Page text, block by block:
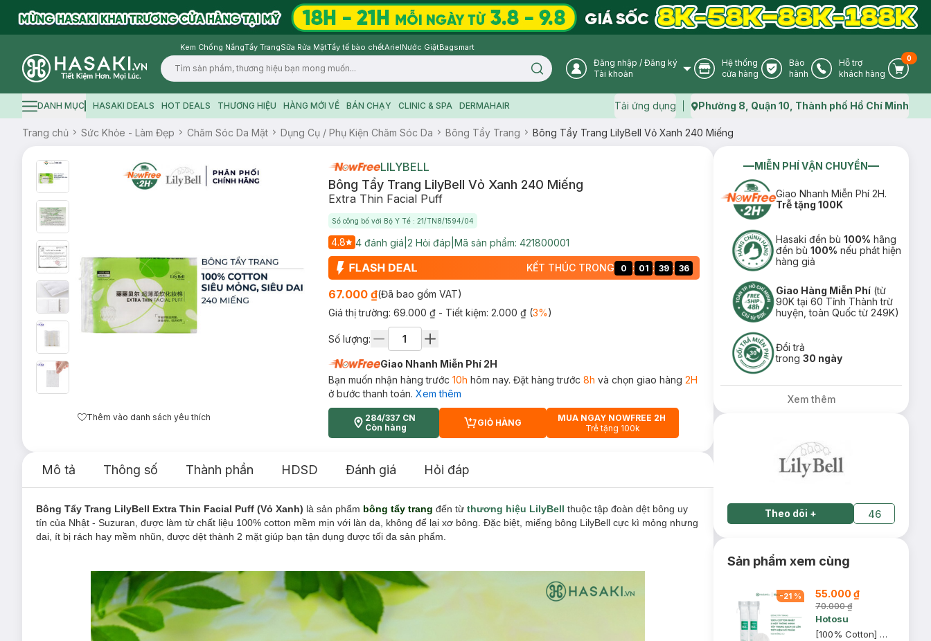
Kem Chống NắngTẩy TrangSữa Rửa MặtTẩy tế bào chếtArielNước GiặtBagsmart
Logo
Search icon User Icon
Đăng nhập / Đăng ký
Tài khoản
Store Icon
Hệ thống
cửa hàng
Warranty Icon
Bảo
hành
Phone Icon
Hỗ trợ
khách hàng
Cart
0
Hamburger icon
DANH MỤC HASAKI DEALS HOT DEALS THƯƠNG HIỆU HÀNG MỚI VỀ BÁN CHẠY CLINIC & SPA DERMAHAIR Tải ứng dụng Map icon
Phường 8, Quận 10, Thành phố Hồ Chí Minh
Trang chủ Sức Khỏe - Làm Đẹp Chăm Sóc Da Mặt Dụng Cụ / Phụ Kiện Chăm Sóc Da Bông Tẩy Trang Bông Tẩy Trang LilyBell Vỏ Xanh 240 Miếng
Thêm vào danh sách yêu thích
LILYBELL
Bông Tẩy Trang LilyBell Vỏ Xanh 240 Miếng
Extra Thin Facial Puff
Số công bố với Bộ Y Tế : 21/TN8/1594/04
4.8 4đánh giá 2 Hỏi đáp Mã sản phẩm: 421800001
KẾT THÚC TRONG 0 : 01 : 39 : 35
67.000 ₫(Đã bao gồm VAT)
Giá thị trường: 69.000 ₫ - Tiết kiệm: 2.000 ₫(3%)
Số lượng:
Giao Nhanh Miễn Phí 2H
Bạn muốn nhận hàng trước 10h hôm nay. Đặt hàng trước 8h và chọn giao hàng 2H
ở bước thanh toán. Xem thêm
284/337 CN
Còn hàng
CART PLUS ICON
GIỎ HÀNG
MUA NGAY NOWFREE 2H
Trễ tặng 100k
Mô tả Thông số Thành phần HDSD Đánh giá Hỏi đáp
Bông Tẩy Trang LilyBell Extra Thin Facial Puff (Vỏ Xanh) là sản phẩm bông tẩy trang đến từ thương hiệu LilyBell thuộc tập đoàn dệt bông uy
tín của Nhật - Suzuran, được làm từ chất liệu 100% cotton mềm mịn với làn da, không để lại xơ bông. Đặc biệt, miếng bông LilyBell cực kì mỏng nhưng
dai, ít bị rách hay mềm nhũn, được dệt thành 2 mặt giúp bạn tận dụng được tối đa sản phẩm.
MIỄN PHÍ VẬN CHUYỂN
Giao Nhanh Miễn Phí 2H.
Trễ tặng 100K
Hasaki đền bù100% hãng
đền bù100% nếu phát hiện
hàng giả
Giao Hàng Miễn Phí (từ
90K tại 60 Tỉnh Thành trừ
huyện, toàn Quốc từ 249K)
Đổi trả
trong30 ngày
Xem thêm
Theo dõi + 46
Sản phẩm xem cùng
-21 % 55.000 ₫
70.000 ₫
Hotosu
[100% Cotton] Combo 2 Bông Tẩy Trang Hotosu Cao Cấp 150 Miếng